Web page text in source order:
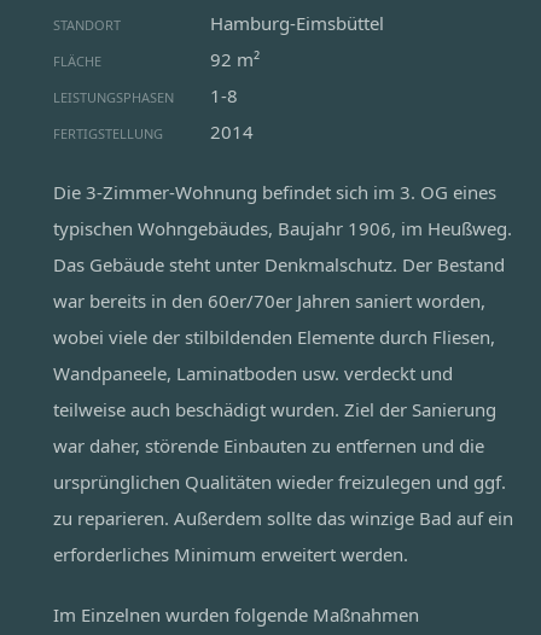
STANDORT Hamburg-Eimsbüttel
FLÄCHE 92 m²
LEISTUNGSPHASEN 1-8
FERTIGSTELLUNG 2014
Die 3-Zimmer-Wohnung befindet sich im 3. OG eines
typischen Wohngebäudes, Baujahr 1906, im Heußweg.
Das Gebäude steht unter Denkmalschutz. Der Bestand
war bereits in den 60er/70er Jahren saniert worden,
wobei viele der stilbildenden Elemente durch Fliesen,
Wandpaneele, Laminatboden usw. verdeckt und
teilweise auch beschädigt wurden. Ziel der Sanierung
war daher, störende Einbauten zu entfernen und die
ursprünglichen Qualitäten wieder freizulegen und ggf.
zu reparieren. Außerdem sollte das winzige Bad auf ein
erforderliches Minimum erweitert werden.
Im Einzelnen wurden folgende Maßnahmen